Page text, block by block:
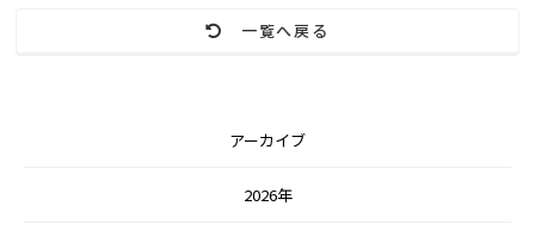
一覧へ戻る
アーカイブ
2026年